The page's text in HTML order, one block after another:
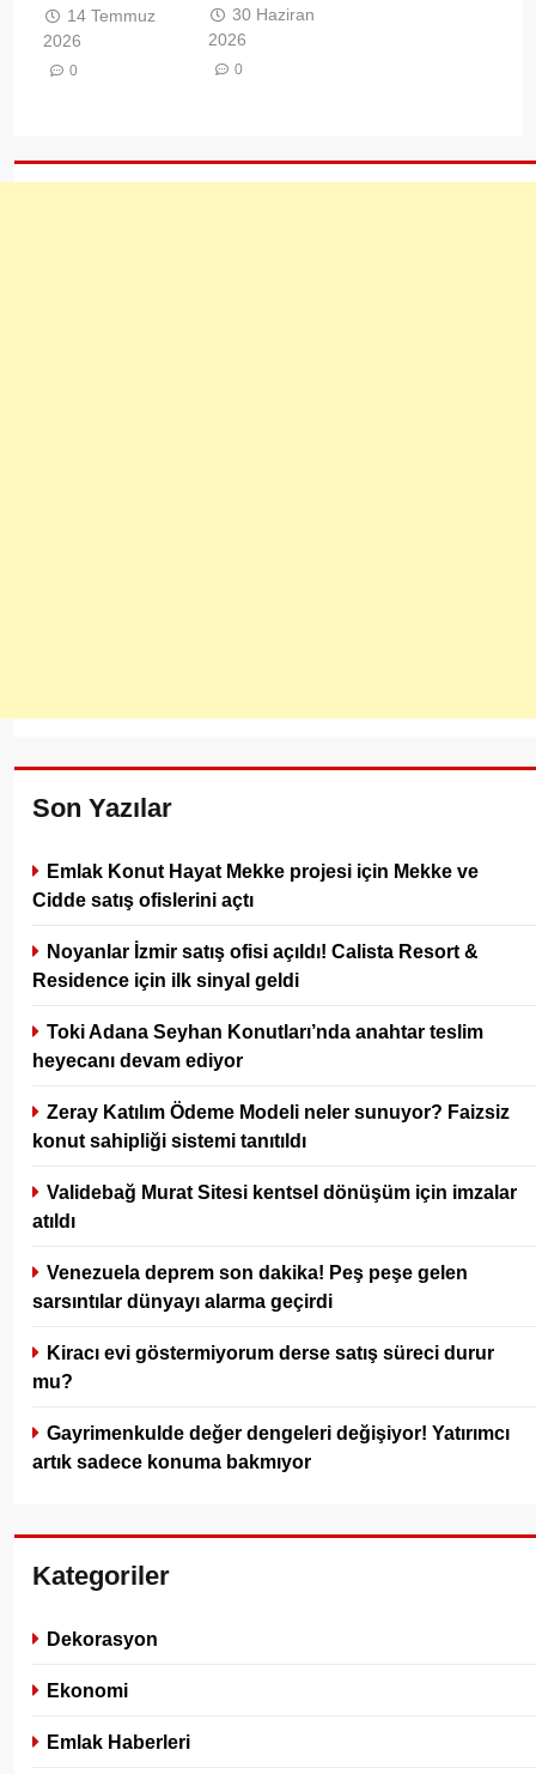
14 Temmuz
2026
0
30 Haziran
2026
0
Son Yazılar
Emlak Konut Hayat Mekke projesi için Mekke ve
Cidde satış ofislerini açtı
Noyanlar İzmir satış ofisi açıldı! Calista Resort &
Residence için ilk sinyal geldi
Toki Adana Seyhan Konutları’nda anahtar teslim
heyecanı devam ediyor
Zeray Katılım Ödeme Modeli neler sunuyor? Faizsiz
konut sahipliği sistemi tanıtıldı
Validebağ Murat Sitesi kentsel dönüşüm için imzalar
atıldı
Venezuela deprem son dakika! Peş peşe gelen
sarsıntılar dünyayı alarma geçirdi
Kiracı evi göstermiyorum derse satış süreci durur
mu?
Gayrimenkulde değer dengeleri değişiyor! Yatırımcı
artık sadece konuma bakmıyor
Kategoriler
Dekorasyon
Ekonomi
Emlak Haberleri